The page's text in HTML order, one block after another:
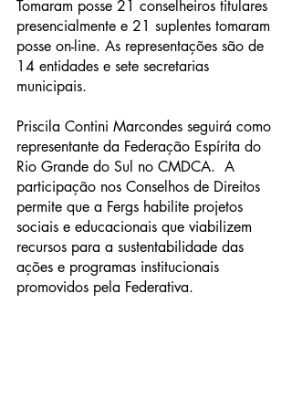
Tomaram posse 21 conselheiros titulares
presencialmente e 21 suplentes tomaram
posse on-line. As representações são de
14 entidades e sete secretarias
municipais.
Priscila Contini Marcondes seguirá como
representante da Federação Espírita do
Rio Grande do Sul no CMDCA.  A
participação nos Conselhos de Direitos
permite que a Fergs habilite projetos
sociais e educacionais que viabilizem
recursos para a sustentabilidade das
ações e programas institucionais
promovidos pela Federativa.